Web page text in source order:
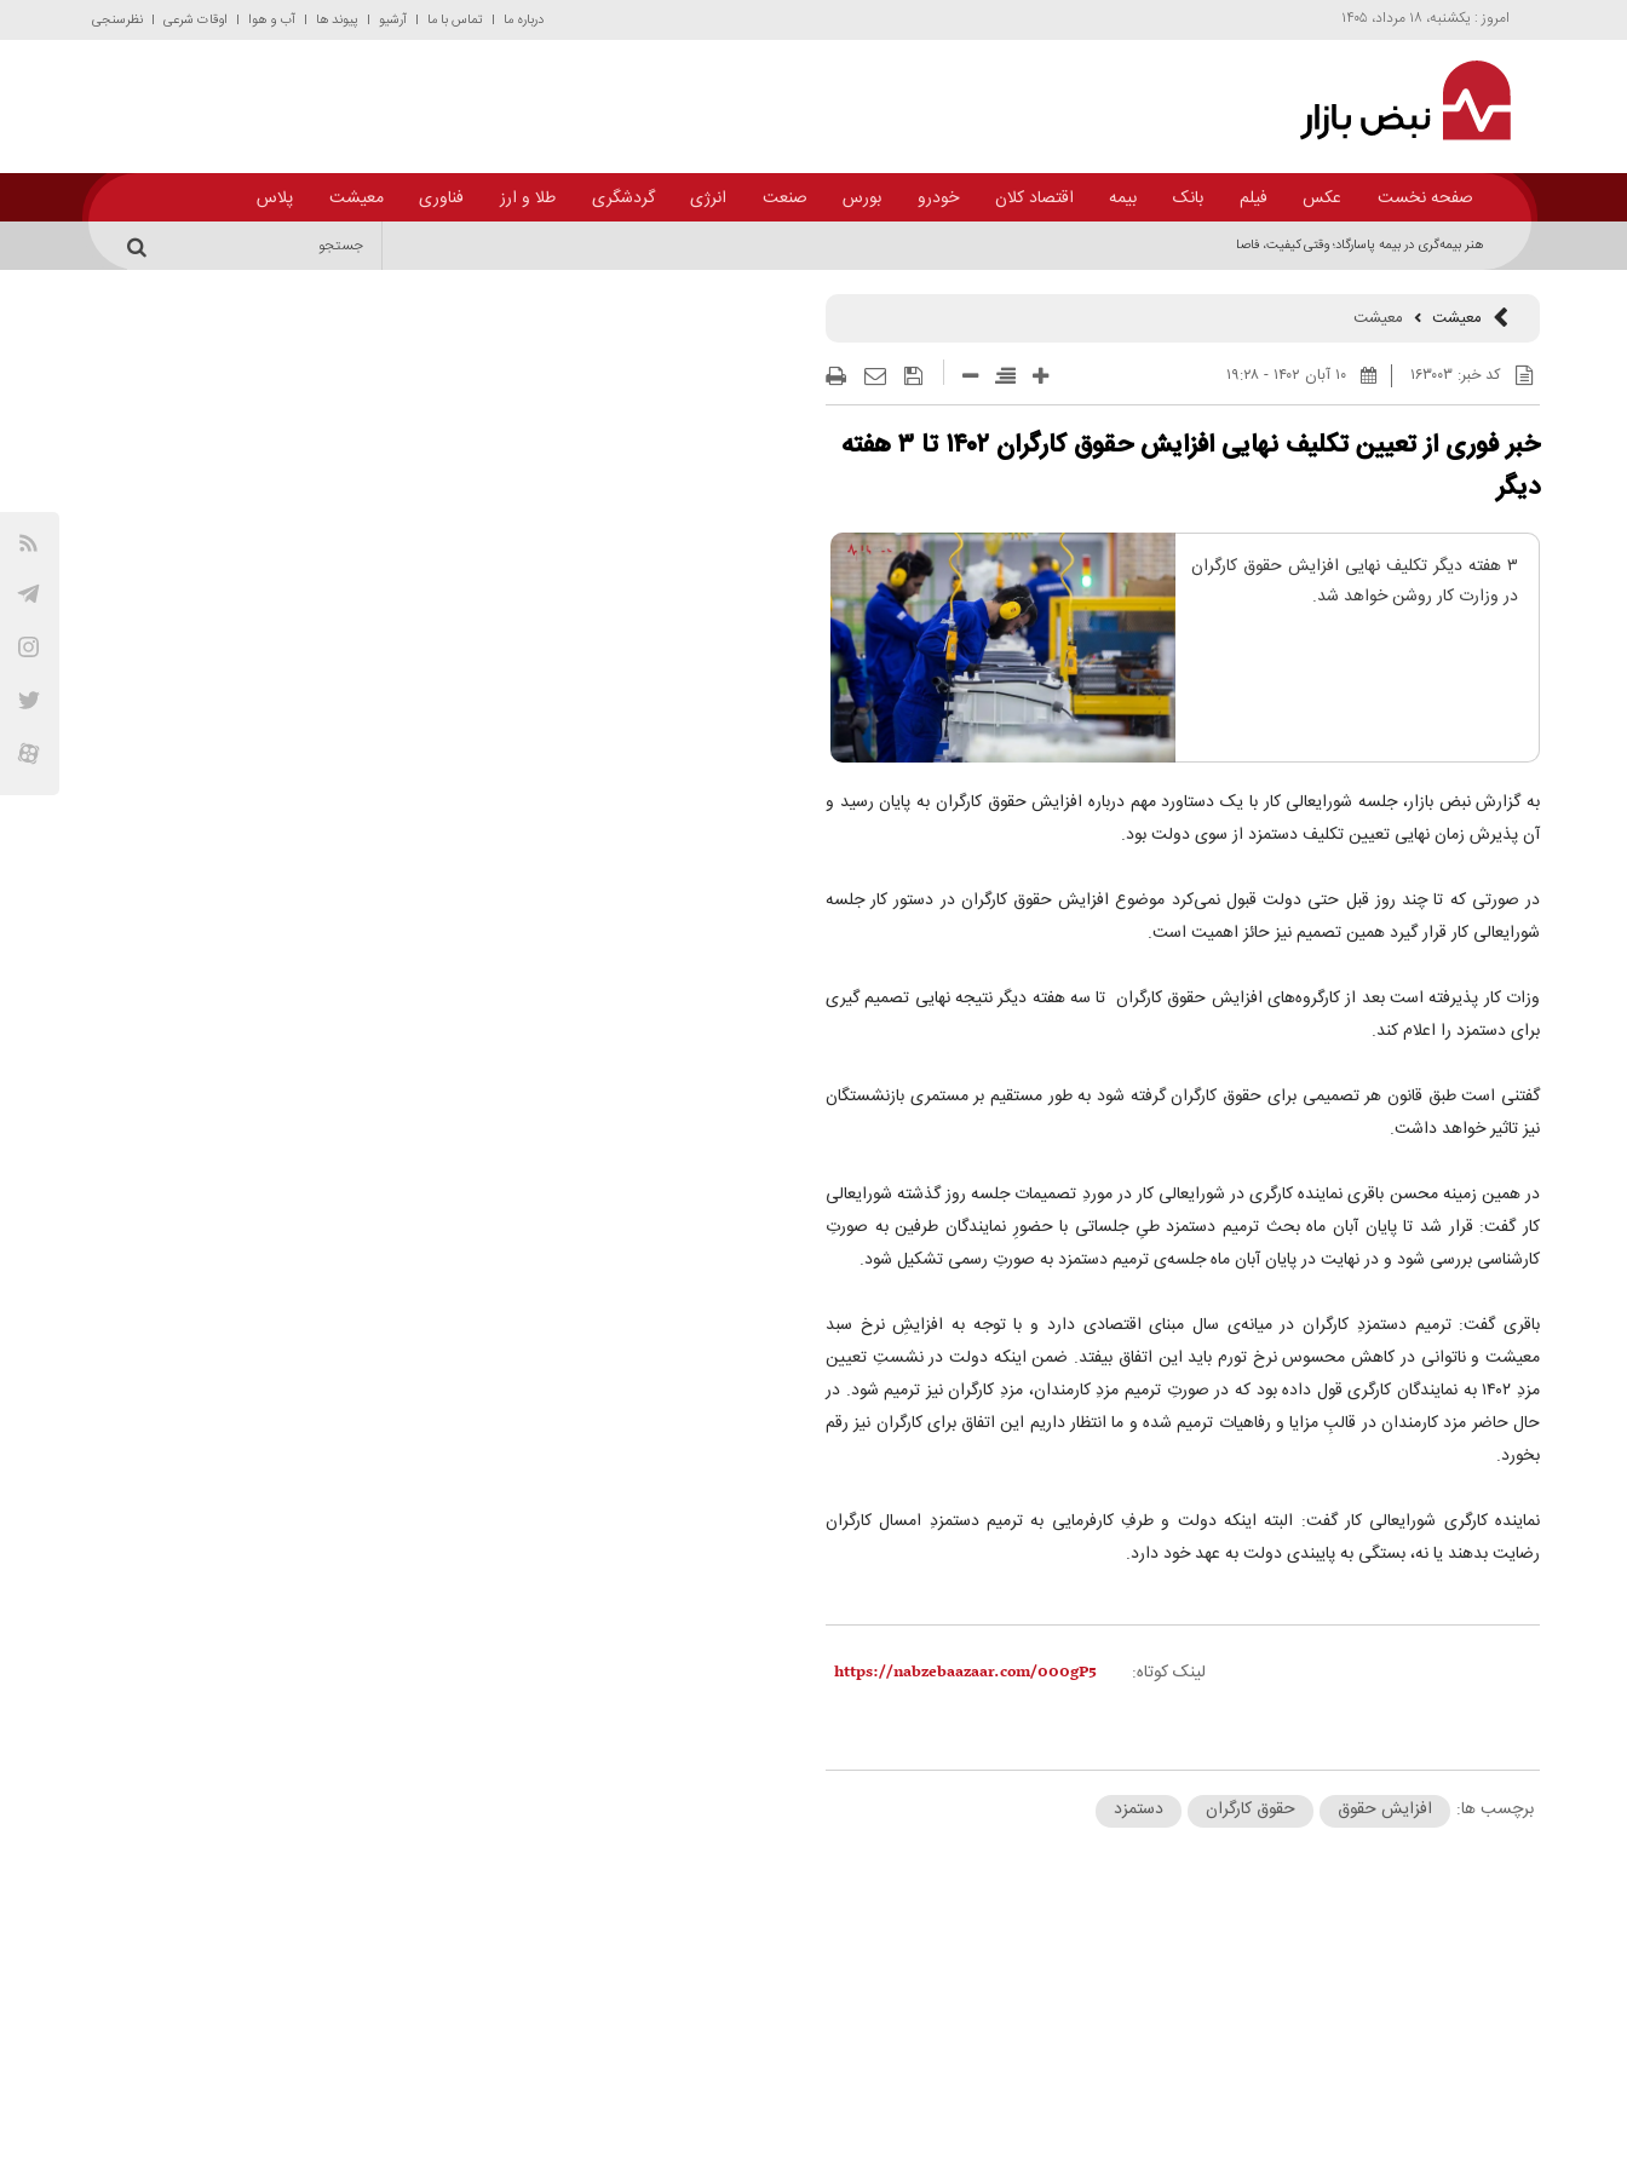
امروز : يکشنبه، ۱۸ مرداد، ۱۴۰۵ درباره ما تماس با ما آرشیو پیوند ها آب و هوا اوقات شرعی نظرسنجی
صفحه نخست عکس فیلم بانک بیمه اقتصاد کلان خودرو بورس صنعت انرژی گردشگری طلا و ارز فناوری معیشت پلاس
هنر بیمه‌گری در بیمه پاسارگاد؛ وقتی کیفیت، فاصله‌ها را بیشتر می‌کند
معیشت معیشت
کد خبر:۱۶۳۰۰۳ ۱۰ آبان ۱۴۰۲ - ۱۹:۲۸
خبر فوری از تعیین تکلیف نهایی افزایش حقوق کارگران ۱۴۰۲ تا ۳ هفته
دیگر
۳ هفته دیگر تکلیف نهایی افزایش حقوق کارگران
در وزارت کار روشن خواهد شد.
به گزارش نبض بازار، جلسه شورایعالی کار با یک دستاورد مهم درباره افزایش حقوق کارگران به پایان رسید و
آن پذیرش زمان نهایی تعیین تکلیف دستمزد از سوی دولت بود.
در صورتی که تا چند روز قبل حتی دولت قبول نمی‌کرد موضوع افزایش حقوق کارگران در دستور کار جلسه
شورایعالی کار قرار گیرد همین تصمیم نیز حائز اهمیت است.
وزات کار پذیرفته است بعد از کارگروه‌های افزایش حقوق کارگران تا سه هفته دیگر نتیجه نهایی تصمیم گیری
برای دستمزد را اعلام کند.
گفتنی است طبق قانون هر تصمیمی برای حقوق کارگران گرفته شود به طور مستقیم بر مستمری بازنشستگان
نیز تاثیر خواهد داشت.
در همین زمینه محسن باقری نماینده کارگری در شورایعالی کار در موردِ تصمیمات جلسه روز گذشته شورایعالی
کار گفت: قرار شد تا پایان آبان ماه بحث ترمیم دستمزد طیِ جلساتی با حضورِ نمایندگان طرفین به صورتِ
کارشناسی بررسی شود و در نهایت در پایان آبان ماه جلسه‌ی ترمیم دستمزد به صورتِ رسمی تشکیل شود.
باقری گفت: ترمیم دستمزدِ کارگران در میانه‌ی سال مبنای اقتصادی دارد و با توجه به افزایشِ نرخ سبد
معیشت و ناتوانی در کاهش محسوس نرخ تورم باید این اتفاق بیفتد. ضمن اینکه دولت در نشستِ تعیین
مزدِ ۱۴۰۲ به نمایندگان کارگری قول داده بود که در صورتِ ترمیم مزدِ کارمندان، مزدِ کارگران نیز ترمیم شود. در
حال حاضر مزد کارمندان در قالبِ مزایا و رفاهیات ترمیم شده و ما انتظار داریم این اتفاق برای کارگران نیز رقم
بخورد.
نماینده کارگری شورایعالی کار گفت: البته اینکه دولت و طرفِ کارفرمایی به ترمیم دستمزدِ امسال کارگران
رضایت بدهند یا نه، بستگی به پایبندی دولت به عهد خود دارد.
لینک کوتاه:
برچسب ها: افزایش حقوق حقوق کارگران دستمزد